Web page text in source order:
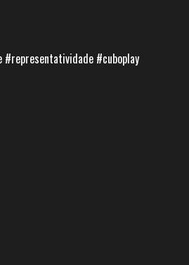
#representatividade #cuboplay